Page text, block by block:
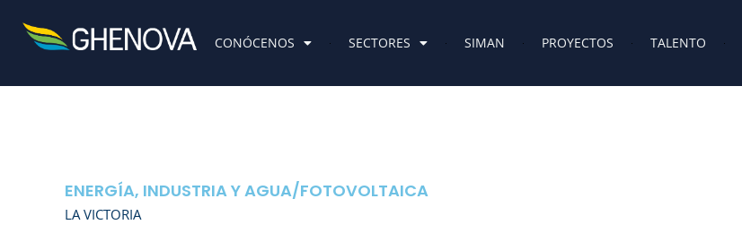
CONÓCENOS SECTORES SIMAN PROYECTOS TALENTO
ENERGÍA, INDUSTRIA Y AGUA/FOTOVOLTAICA
LA VICTORIA